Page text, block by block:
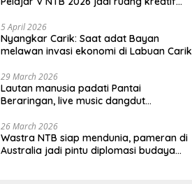
5 April 2026
Nyangkar Carik: Saat adat Bayan
melawan invasi ekonomi di Labuan Carik
29 March 2026
Lautan manusia padati Pantai
Beraringan, live music dangdut
KLU
26 March 2026
Wastra NTB siap mendunia, pameran di
Australia jadi pintu diplomasi budaya